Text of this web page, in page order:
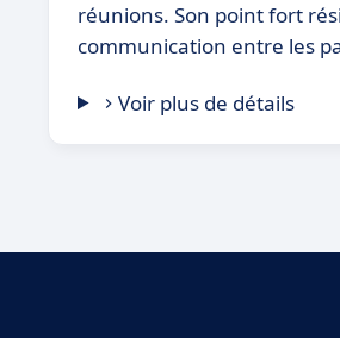
réunions. Son point fort
communication entre les
Voir plus de détails